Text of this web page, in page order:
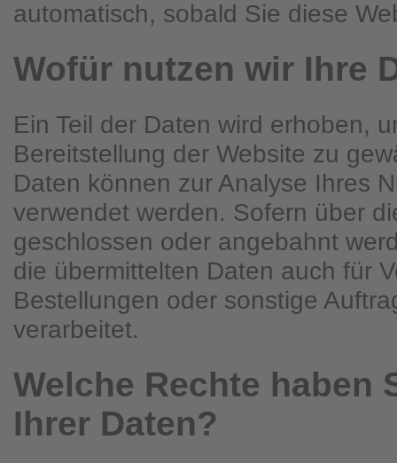
automatisch, sobald Sie diese
Wofür nutzen wir Ihre
Ein Teil der Daten wird erhoben,
Bereitstellung der Website zu
Daten können zur Analyse Ihres
verwendet werden. Sofern über
geschlossen oder angebahnt
die übermittelten Daten auch für
Bestellungen oder sonstige
verarbeitet.
Welche Rechte haben
Ihrer Daten?